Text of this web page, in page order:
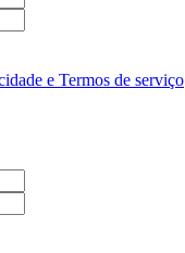
e Termos de serviço